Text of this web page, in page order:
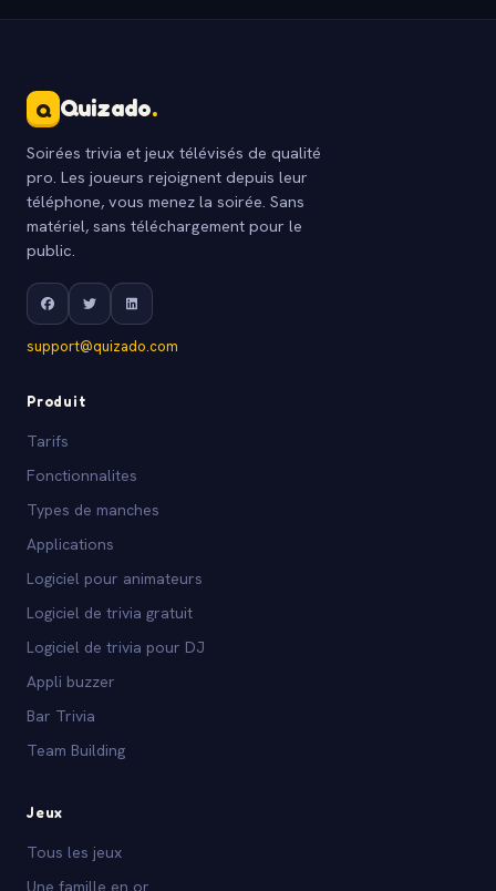
Q Quizado.
Soirées trivia et jeux télévisés de qualité
pro. Les joueurs rejoignent depuis leur
téléphone, vous menez la soirée. Sans
matériel, sans téléchargement pour le
public.
support@quizado.com
Produit
Tarifs
Fonctionnalites
Types de manches
Applications
Logiciel pour animateurs
Logiciel de trivia gratuit
Logiciel de trivia pour DJ
Appli buzzer
Bar Trivia
Team Building
Jeux
Tous les jeux
Une famille en or